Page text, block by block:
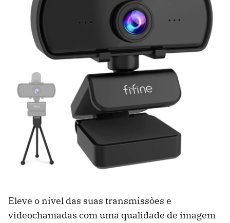
Eleve o nível das suas transmissões e
videochamadas com uma qualidade de imagem